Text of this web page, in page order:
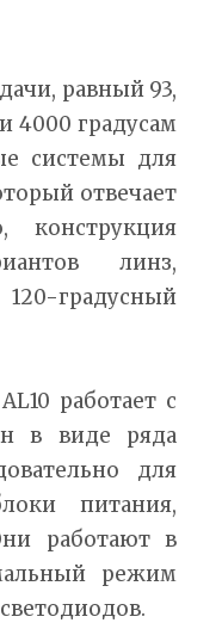
равный 93,
4000 градусам
системы для
отвечает
конструкция
линз,
градусный
работает с
в виде ряда
для
питания,
работают в
режим